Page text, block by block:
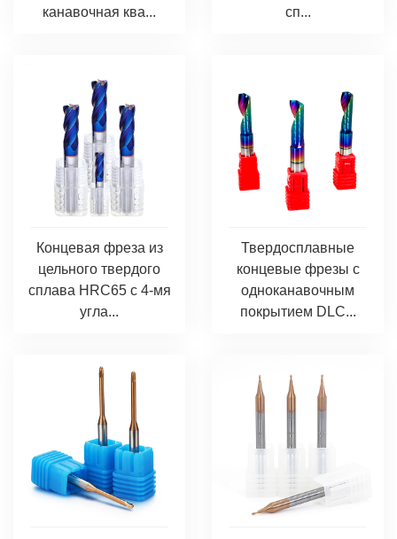
канавочная ква...
сп...
Концевая фреза из
цельного твердого
сплава HRC65 с 4-мя
угла...
Твердосплавные
концевые фрезы с
одноканавочным
покрытием DLC...